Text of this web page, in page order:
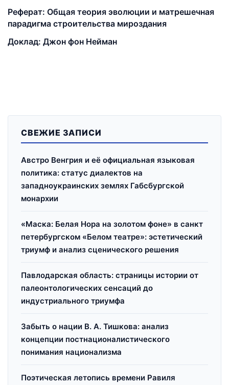
Реферат: Общая теория эволюции и матрешечная
парадигма строительства мироздания
Доклад: Джон фон Нейман
СВЕЖИЕ ЗАПИСИ
Австро Венгрия и её официальная языковая
политика: статус диалектов на
западноукраинских землях Габсбургской
монархии
«Маска: Белая Нора на золотом фоне» в санкт
петербургском «Белом театре»: эстетический
триумф и анализ сценического решения
Павлодарская область: страницы истории от
палеонтологических сенсаций до
индустриального триумфа
Забыть о нации В. А. Тишкова: анализ
концепции постнационалистического
понимания национализма
Поэтическая летопись времени Равиля